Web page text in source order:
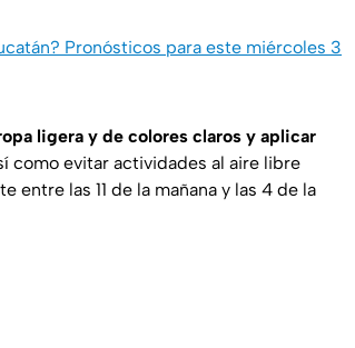
Pronósticos para este miércoles 3
ligera y de colores claros y aplicar
como evitar actividades al aire libre
las 11 de la mañana y las 4 de la